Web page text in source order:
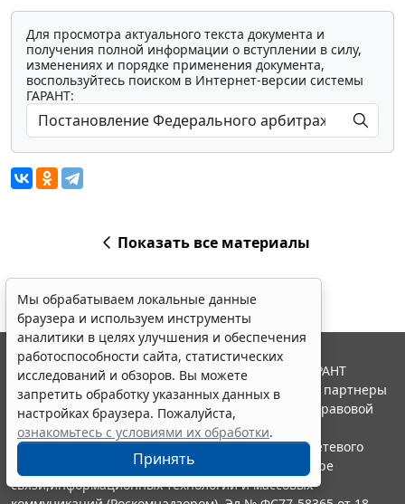
Для просмотра актуального текста документа и
получения полной информации о вступлении в силу,
изменениях и порядке применения документа,
воспользуйтесь поиском в Интернет-версии системы
ГАРАНТ:
Показать все материалы
Мы обрабатываем локальные данные
браузера и используем инструменты
аналитики в целях улучшения и обеспечения
работоспособности сайта, статистических
исследований и обзоров. Вы можете
запретить обработку указанных данных в
настройках браузера. Пожалуйста,
ознакомьтесь с условиями их обработки.
Принять
© ООО "НПП "ГАРАНТ-СЕРВИС", 2026. Система ГАРАНТ
выпускается с 1990 года. Компания "Гарант" и ее партнеры
являются участниками Российской ассоциации правовой
информации ГАРАНТ.
Портал ГАРАНТ.РУ зарегистрирован в качестве сетевого
издания Федеральной службой по надзору в сфере
связи,информационных технологий и массовых